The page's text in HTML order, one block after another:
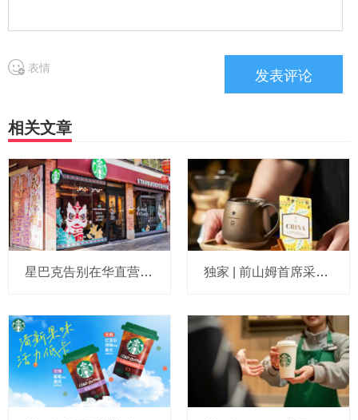
表情
相关文章
星巴克告别在华直营后，首份“轻资产”季报亮相：合资公司贡献近3.6亿收入，高层重申长期目标开至2万家 独家 | 前山姆首席采购官张青或加盟博裕投资担任运营合伙人，与星巴克“结缘”